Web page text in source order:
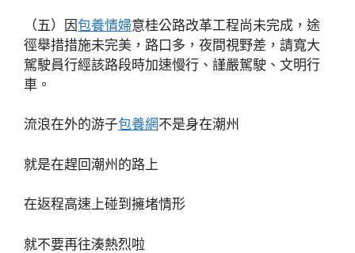
（五）因包養情婦意桂公路改革工程尚未完成，途
徑舉措措施未完美，路口多，夜間視野差，請寬大
駕駛員行經該路段時加速慢行、謹嚴駕駛、文明行
車。
流浪在外的游子包養網不是身在潮州
就是在趕回潮州的路上
在返程高速上碰到擁堵情形
就不要再往湊熱烈啦